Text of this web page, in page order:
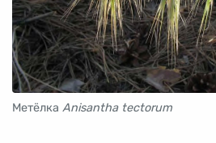
Метёлка Anisantha tectorum